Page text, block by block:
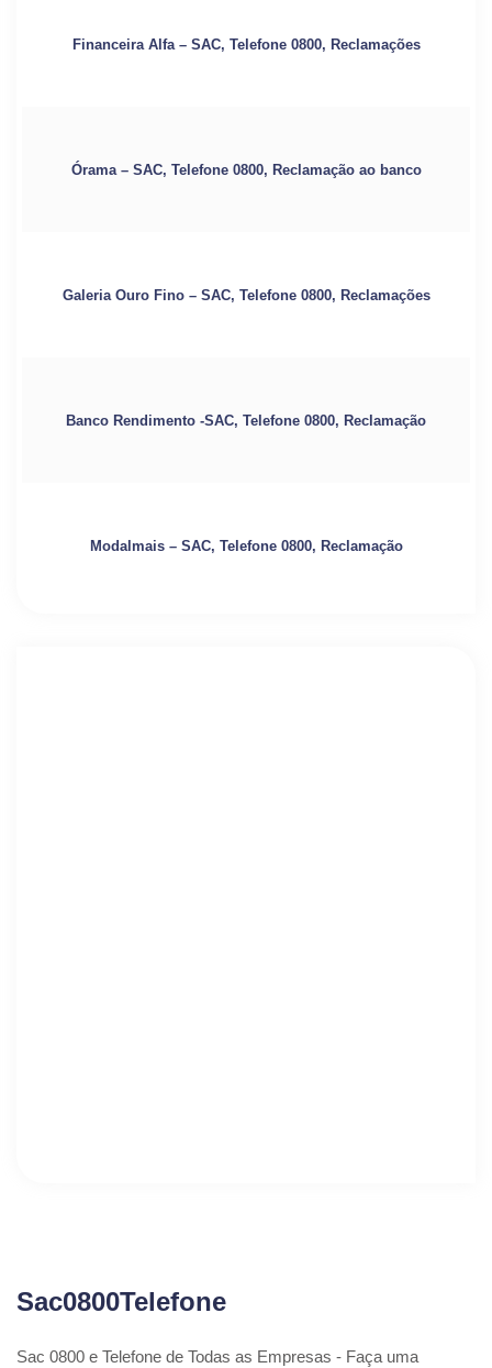
Financeira Alfa – SAC, Telefone 0800, Reclamações
Órama – SAC, Telefone 0800, Reclamação ao banco
Galeria Ouro Fino – SAC, Telefone 0800, Reclamações
Banco Rendimento -SAC, Telefone 0800, Reclamação
Modalmais – SAC, Telefone 0800, Reclamação
Sac0800Telefone
Sac 0800 e Telefone de Todas as Empresas - Faça uma